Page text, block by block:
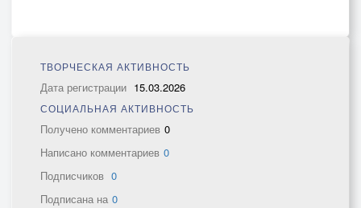
ТВОРЧЕСКАЯ АКТИВНОСТЬ
Дата регистрации 15.03.2026
СОЦИАЛЬНАЯ АКТИВНОСТЬ
Получено комментариев 0
Написано комментариев 0
Подписчиков 0
Подписана на 0